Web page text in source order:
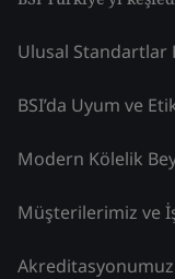
Ulusal Standartlar
BSI’da Uyum ve
Modern Kölelik
Müşterilerimiz ve
Akreditasyonumuz